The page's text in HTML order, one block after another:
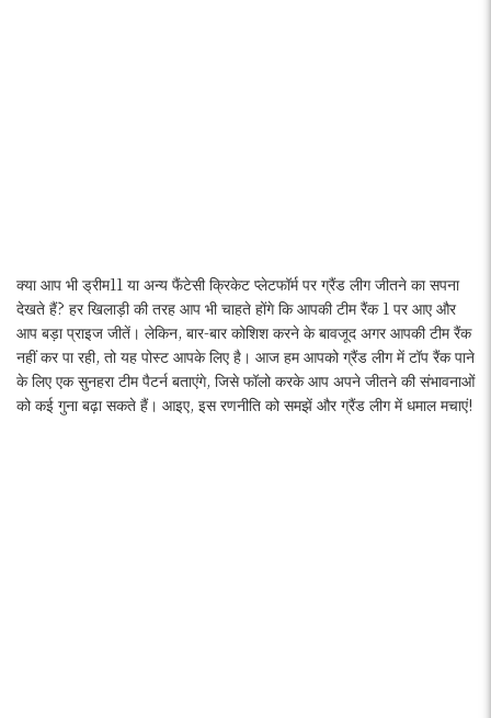
क्या आप भी ड्रीम11 या अन्य फैंटेसी क्रिकेट प्लेटफॉर्म पर ग्रैंड लीग जीतने का सपना
देखते हैं? हर खिलाड़ी की तरह आप भी चाहते होंगे कि आपकी टीम रैंक 1 पर आए और
आप बड़ा प्राइज जीतें। लेकिन, बार-बार कोशिश करने के बावजूद अगर आपकी टीम रैंक
नहीं कर पा रही, तो यह पोस्ट आपके लिए है। आज हम आपको ग्रैंड लीग में टॉप रैंक पाने
के लिए एक सुनहरा टीम पैटर्न बताएंगे, जिसे फॉलो करके आप अपने जीतने की संभावनाओं
को कई गुना बढ़ा सकते हैं। आइए, इस रणनीति को समझें और ग्रैंड लीग में धमाल मचाएं!